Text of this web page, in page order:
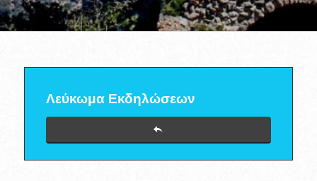
Λεύκωμα Εκδηλώσεων